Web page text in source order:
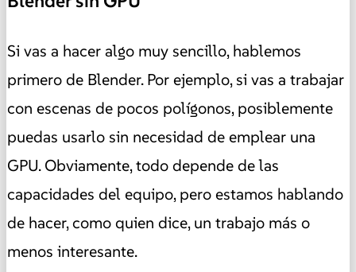
Si vas a hacer algo muy sencillo, hablemos
primero de Blender. Por ejemplo, si vas a trabajar
con escenas de pocos polígonos, posiblemente
puedas usarlo sin necesidad de emplear una
GPU. Obviamente, todo depende de las
capacidades del equipo, pero estamos hablando
de hacer, como quien dice, un trabajo más o
menos interesante.